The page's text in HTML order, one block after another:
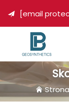
 [email